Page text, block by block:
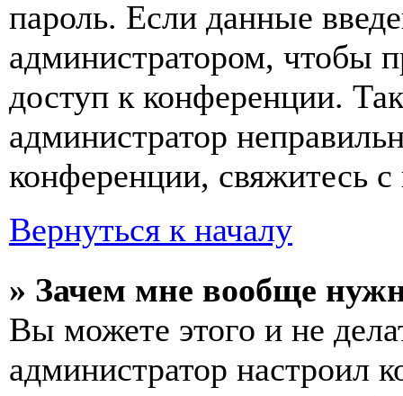
пароль. Если данные
администратором, чтобы
доступ к конференции.
администратор
конференции, свяжитесь
Вернуться к началу
» Зачем мне вообще
Вы можете этого и не
администратор